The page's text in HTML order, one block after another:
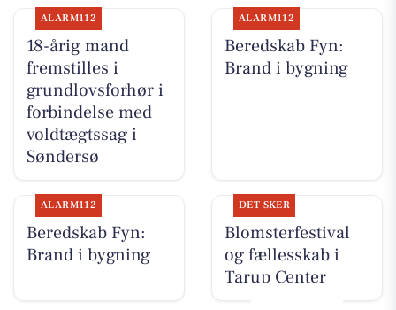
ALARM112
18-årig mand
fremstilles i
grundlovsforhør i
forbindelse med
voldtægtssag i
Søndersø
ALARM112
Beredskab Fyn:
Brand i bygning
ALARM112
Beredskab Fyn:
Brand i bygning
DET SKER
Blomsterfestival
og fællesskab i
Tarup Center